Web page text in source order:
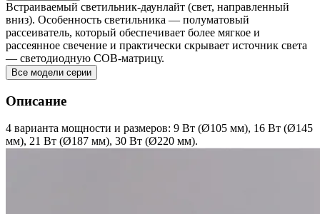
Встраиваемый светильник-даунлайт (свет, направленный
вниз). Особенность светильника — полуматовый
рассеиватель, который обеспечивает более мягкое и
рассеянное свечение и практически скрывает источник света
— светодиодную COB-матрицу.
Все модели серии
Описание
4 варианта мощности и размеров: 9 Вт (Ø105 мм), 16 Вт (Ø145
мм), 21 Вт (Ø187 мм), 30 Вт (Ø220 мм).